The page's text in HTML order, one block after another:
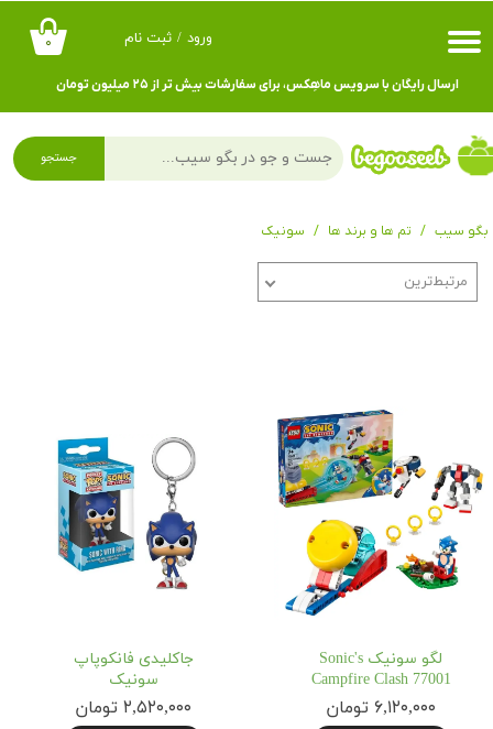
۰ ورود / ثبت نام
حساب کاربری من
تغییر گذر واژه
سفارشات
ارسال رایگان با سرویس ماهِکس، برای سفارشات بیش تر از ۲۵ میلیون تومان
جستجو
بگو سیب تم ها و برند ها سونیک
مرتبط‌ترین
لگو سونیک Sonic's
Campfire Clash 77001
۶,۱۲۰,۰۰۰ تومان
جاکلیدی فانکوپاپ
سونیک
۲,۵۲۰,۰۰۰ تومان